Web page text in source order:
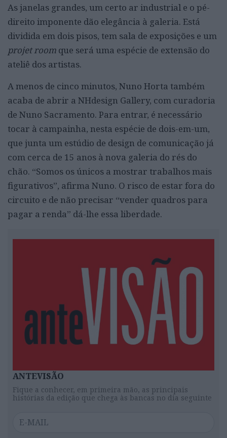
As janelas grandes, um certo ar industrial e o pé-
direito imponente dão elegância à galeria. Está
dividida em dois pisos, tem sala de exposições e um
projet room que será uma espécie de extensão do
ateliê dos artistas.
A menos de cinco minutos, Nuno Horta também
acaba de abrir a NHdesign Gallery, com curadoria
de Nuno Sacramento. Para entrar, é necessário
tocar à campainha, nesta espécie de dois-em-um,
que junta um estúdio de design de comunicação já
com cerca de 15 anos à nova galeria do rés do
chão. “Somos os únicos a mostrar trabalhos mais
figurativos”, afirma Nuno. O risco de estar fora do
circuito e de não precisar “vender quadros para
pagar a renda” dá-lhe essa liberdade.
ANTEVISÃO
Fique a conhecer, em primeira mão, as principais
histórias da edição que chega às bancas no dia seguinte